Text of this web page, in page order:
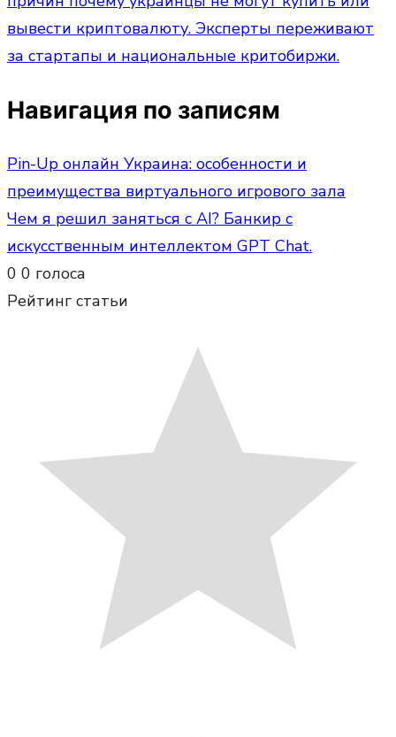
вывести криптовалюту. Эксперты переживают
за стартапы и национальные критобиржи.
Навигация по записям
Pin-Up онлайн Украина: особенности и
преимущества виртуального игрового зала
Чем я решил заняться с AI? Банкир с
искусственным интеллектом GPT Chat.
0 0 голоса
Рейтинг статьи